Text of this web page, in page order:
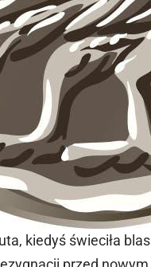
kiedyś świeciła